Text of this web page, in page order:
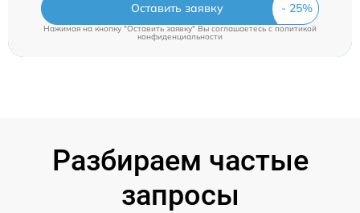
Оставить заявку
Нажимая на кнопку "Оставить заявку" Вы соглашаетесь cполитикой
конфиденциальности
Разбираем частые
запросы